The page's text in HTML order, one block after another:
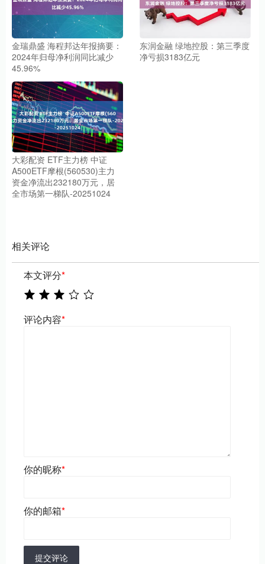
金瑞鼎盛 海程邦达年报摘要：
2024年归母净利润同比减少
45.96%
东润金融 绿地控股：第三季度
净亏损3183亿元
大彩配资 ETF主力榜 中证
A500ETF摩根(560530)主力
资金净流出232180万元，居
全市场第一梯队-20251024
相关评论
本文评分*
评论内容*
你的昵称*
你的邮箱*
提交评论